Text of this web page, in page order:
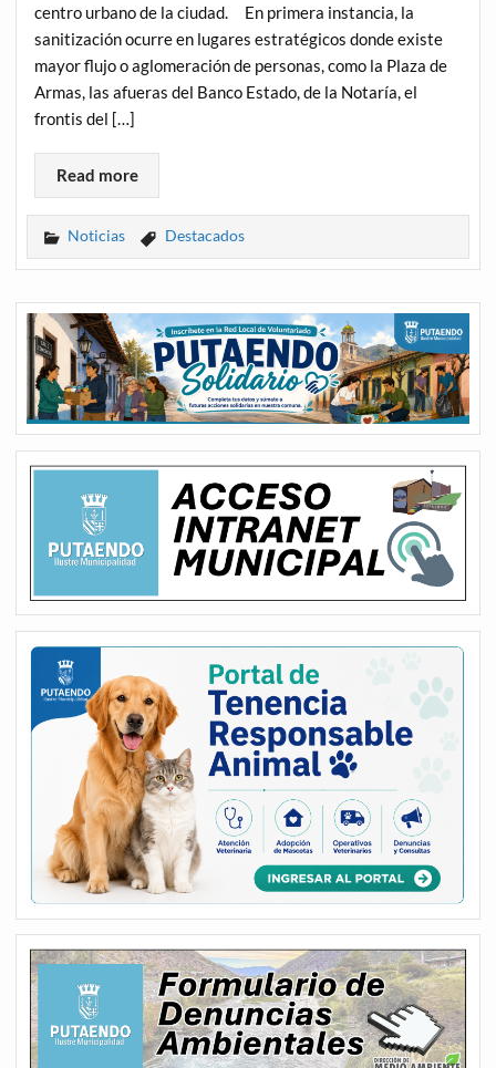
centro urbano de la ciudad. En primera instancia, la
sanitización ocurre en lugares estratégicos donde existe
mayor flujo o aglomeración de personas, como la Plaza de
Armas, las afueras del Banco Estado, de la Notaría, el
frontis del […]
Read more
Noticias Destacados